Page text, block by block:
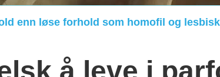
enn løse forhold som homofil og